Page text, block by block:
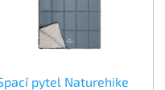
pytel Naturehike